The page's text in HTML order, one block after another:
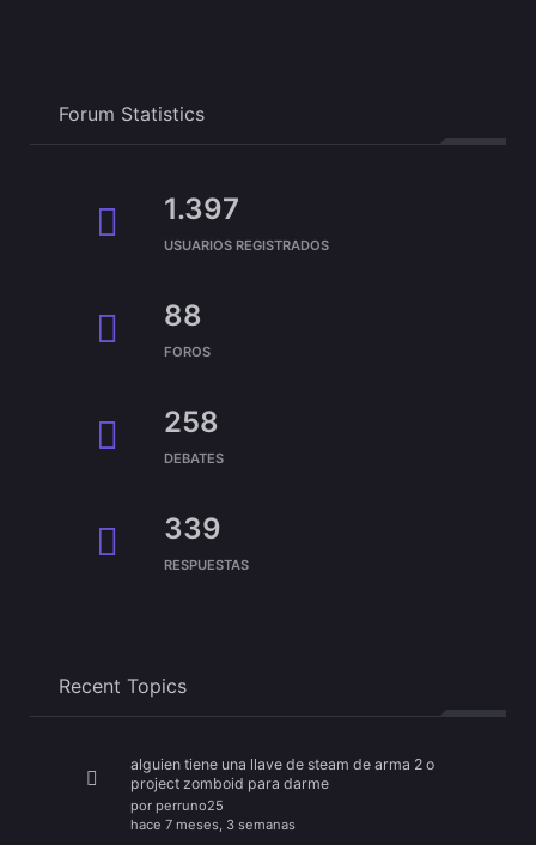
Forum Statistics
1.397
USUARIOS REGISTRADOS
88
FOROS
258
DEBATES
339
RESPUESTAS
Recent Topics
alguien tiene una llave de steam de arma 2 o
project zomboid para darme
por perruno25
hace 7 meses, 3 semanas